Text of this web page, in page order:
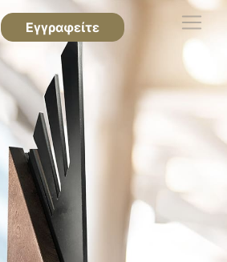
Εγγραφείτε